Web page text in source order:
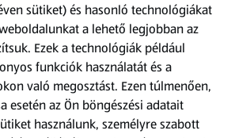
sütiket) és hasonló technológiákat
a lehető legjobban az
Ezek a technológiák például
funkciók használatát és a
való megosztást. Ezen túlmenően,
esetén az Ön böngészési adatait
használunk, személyre szabott